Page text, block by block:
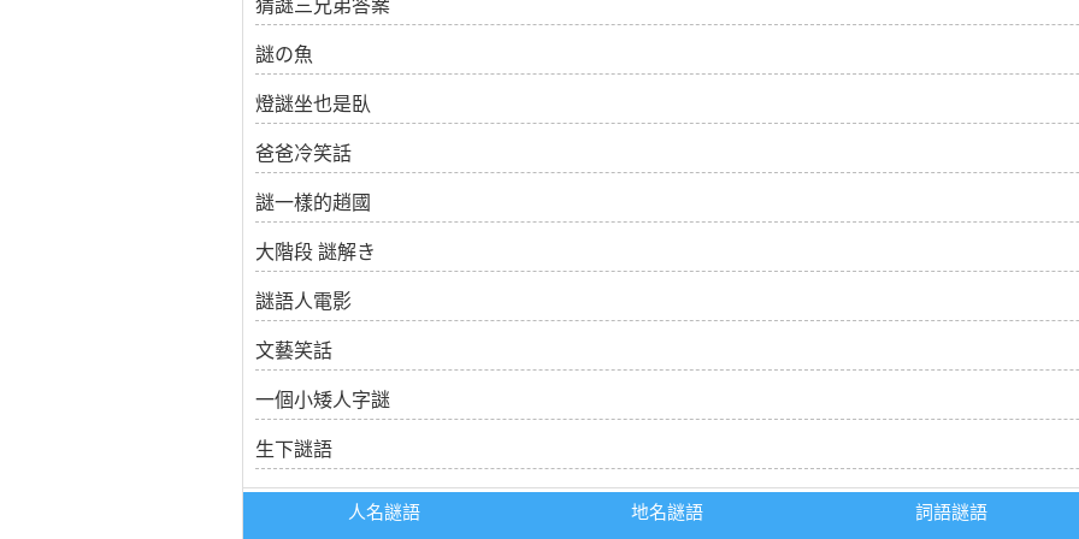
猜謎三兄弟答案
謎の魚
燈謎坐也是臥
爸爸冷笑話
謎一樣的趙國
大階段 謎解き
謎語人電影
文藝笑話
一個小矮人字謎
生下謎語
人名謎語 地名謎語 詞語謎語